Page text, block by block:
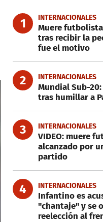
1 INTERNACIONALES
Muere
tras recibir la
fue el motivo
2 INTERNACIONALES
Mundial Sub-
tras humillar a
3 INTERNACIONALES
VIDEO: muere
alcanzado por
partido
4 INTERNACIONALES
Infantino es
"chantaje" y se
reelección al